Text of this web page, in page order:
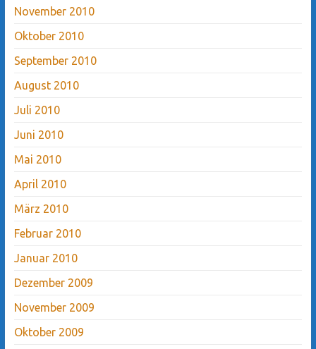
November 2010
Oktober 2010
September 2010
August 2010
Juli 2010
Juni 2010
Mai 2010
April 2010
März 2010
Februar 2010
Januar 2010
Dezember 2009
November 2009
Oktober 2009